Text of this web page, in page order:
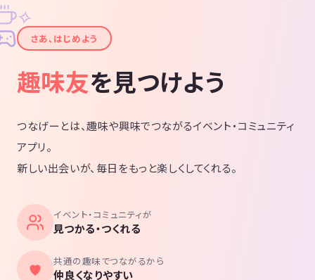
✦
✧
さあ、はじめよう
趣味友を見つけよう
つなげーとは、趣味や興味でつながるイベント・コミュニティ
アプリ。
新しい出会いが、毎日をもっと楽しくしてくれる。
イベント・コミュニティが
見つかる・つくれる
共通の趣味でつながるから
仲良くなりやすい